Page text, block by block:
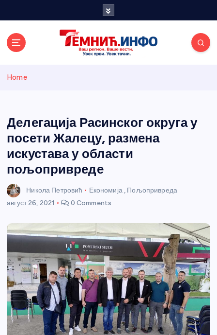
и портал
Home
Делегација Расинског округа у
посети Жалецу, размена
искустава у области
пољопривреде
Никола Петровић Економија, Пољопривреда
август 26, 2021
0 Comments